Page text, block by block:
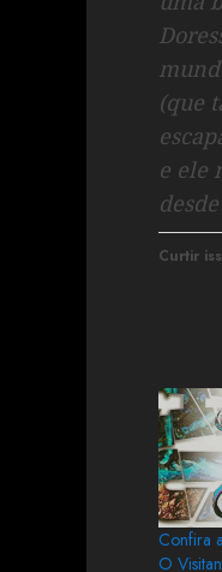
(que
e ele
Curtir
Confira
O